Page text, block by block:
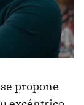
propone